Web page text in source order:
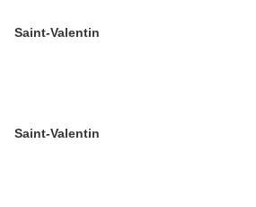
Saint-Valentin
Saint-Valentin